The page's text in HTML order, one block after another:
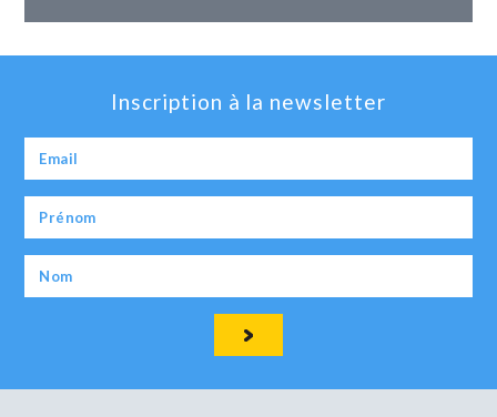
Inscription à la newsletter